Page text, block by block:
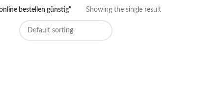
bestellen günstig” Showing the single result